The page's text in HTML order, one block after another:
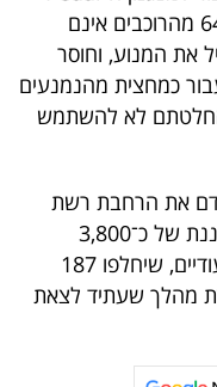
Assist של האופניים השיתופיים: 64% מהרוכבים אינם
את המנוע, וחוסר
כמחצית מהנמנעים
לא להשתמש
את הרחבת רשת
האופניים העירונית, עם הוספה מתוכננת של כ־3,800
אופניים שיתופיים ו־200 תאי חניה ייעודיים, שיחלפו 187
מהלך שעתיד לצאת